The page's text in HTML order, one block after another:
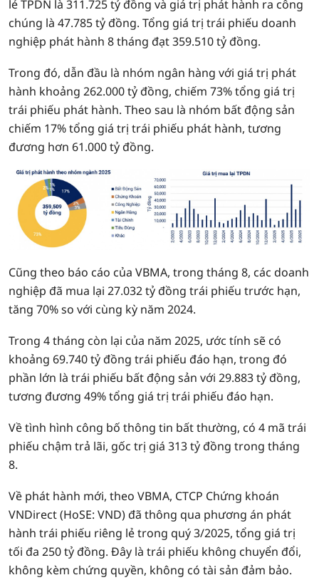
lẻ TPDN là 311.725 tỷ đồng và giá trị phát hành ra công
chúng là 47.785 tỷ đồng. Tổng giá trị trái phiếu doanh
nghiệp phát hành 8 tháng đạt 359.510 tỷ đồng.
Trong đó, dẫn đầu là nhóm ngân hàng với giá trị phát
hành khoảng 262.000 tỷ đồng, chiếm 73% tổng giá trị
trái phiếu phát hành. Theo sau là nhóm bất động sản
chiếm 17% tổng giá trị trái phiếu phát hành, tương
đương hơn 61.000 tỷ đồng.
Cũng theo báo cáo của VBMA, trong tháng 8, các doanh
nghiệp đã mua lại 27.032 tỷ đồng trái phiếu trước hạn,
tăng 70% so với cùng kỳ năm 2024.
Trong 4 tháng còn lại của năm 2025, ước tính sẽ có
khoảng 69.740 tỷ đồng trái phiếu đáo hạn, trong đó
phần lớn là trái phiếu bất động sản với 29.883 tỷ đồng,
tương đương 49% tổng giá trị trái phiếu đáo hạn.
Về tình hình công bố thông tin bất thường, có 4 mã trái
phiếu chậm trả lãi, gốc trị giá 313 tỷ đồng trong tháng
8.
Về phát hành mới, theo VBMA, CTCP Chứng khoán
VNDirect (HoSE: VND) đã thông qua phương án phát
hành trái phiếu riêng lẻ trong quý 3/2025, tổng giá trị
tối đa 250 tỷ đồng. Đây là trái phiếu không chuyển đổi,
không kèm chứng quyền, không có tài sản đảm bảo.